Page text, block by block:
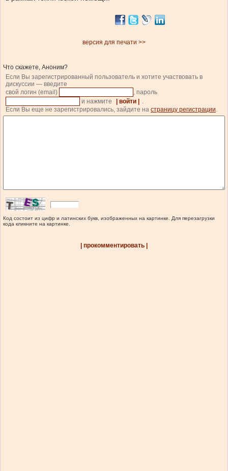
версия для печати >>
Что скажете, Аноним?
Если Вы зарегистрированный пользователь и хотите участвовать в
дискуссии — введите
свой логин (email)
, пароль
и нажмите
| войти |
.
Если Вы еще не зарегистрировались, зайдите на страницу регистрации.
Код состоит из цифр и латинских букв, изображенных на картинке. Для перезагрузки
кода кликните на картинке.
| прокомментировать |